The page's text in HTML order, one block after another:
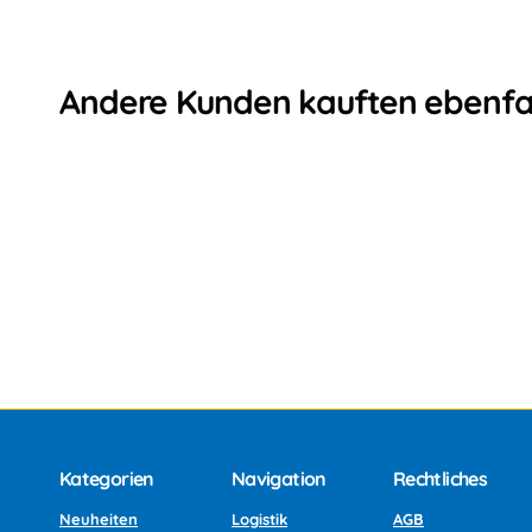
Andere Kunden kauften
Kategorien
Neuheiten
Navigation
Logistik
Rechtliches
AGB